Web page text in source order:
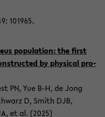
101965.
po­pu­la­ti­on: the first
by phy­si­cal pro­
PN, Yue B-H, de Jong
D, Smith DJB,
et al. (2025)